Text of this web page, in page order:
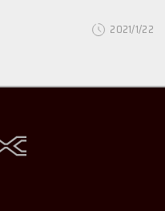
2021/1/22